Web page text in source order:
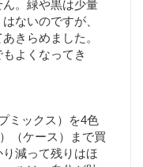
。緑や黒は少量
ないのですが、
きらめました。
よくなってき
ミックス）を4色
（ケース）まで買
減って残りはほ